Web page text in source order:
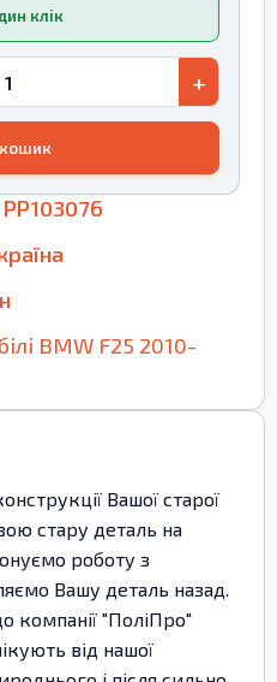
клік
+
PP103076
BMW F25 2010-
Вашої старої
стару деталь на
роботу з
Вашу деталь назад.
компанії "ПоліПро"
від нашої